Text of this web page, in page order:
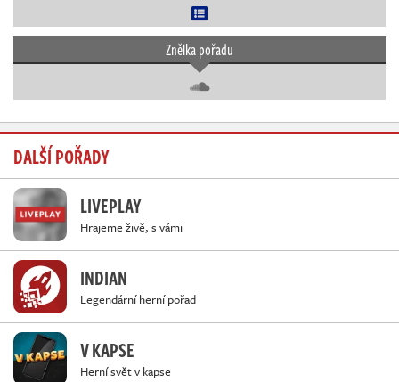
Znělka pořadu
DALŠÍ POŘADY
LIVEPLAY
Hrajeme živě, s vámi
INDIAN
Legendární herní pořad
V KAPSE
Herní svět v kapse